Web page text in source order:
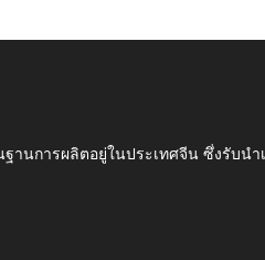
ฐานการผลิตอยู่ในประเทศจีน ซึ่งรับ